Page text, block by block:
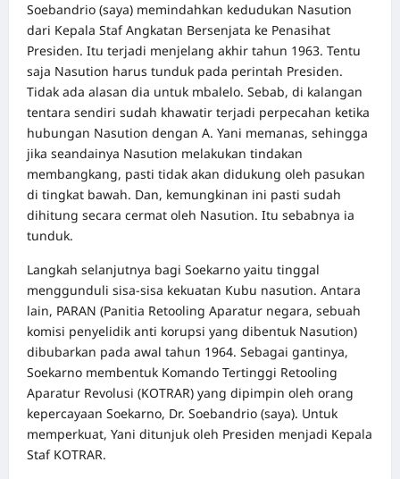
Soebandrio (saya) memindahkan kedudukan Nasution
dari Kepala Staf Angkatan Bersenjata ke Penasihat
Presiden. Itu terjadi menjelang akhir tahun 1963. Tentu
saja Nasution harus tunduk pada perintah Presiden.
Tidak ada alasan dia untuk mbalelo. Sebab, di kalangan
tentara sendiri sudah khawatir terjadi perpecahan ketika
hubungan Nasution dengan A. Yani memanas, sehingga
jika seandainya Nasution melakukan tindakan
membangkang, pasti tidak akan didukung oleh pasukan
di tingkat bawah. Dan, kemungkinan ini pasti sudah
dihitung secara cermat oleh Nasution. Itu sebabnya ia
tunduk.
Langkah selanjutnya bagi Soekarno yaitu tinggal
menggunduli sisa-sisa kekuatan Kubu nasution. Antara
lain, PARAN (Panitia Retooling Aparatur negara, sebuah
komisi penyelidik anti korupsi yang dibentuk Nasution)
dibubarkan pada awal tahun 1964. Sebagai gantinya,
Soekarno membentuk Komando Tertinggi Retooling
Aparatur Revolusi (KOTRAR) yang dipimpin oleh orang
kepercayaan Soekarno, Dr. Soebandrio (saya). Untuk
memperkuat, Yani ditunjuk oleh Presiden menjadi Kepala
Staf KOTRAR.